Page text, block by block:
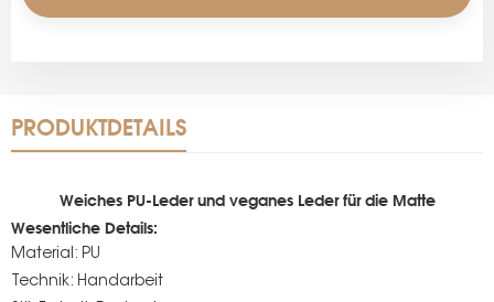
PRODUKTDETAILS
Weiches PU-Leder und veganes Leder für die Matte
Wesentliche Details:
Material: PU
Technik: Handarbeit